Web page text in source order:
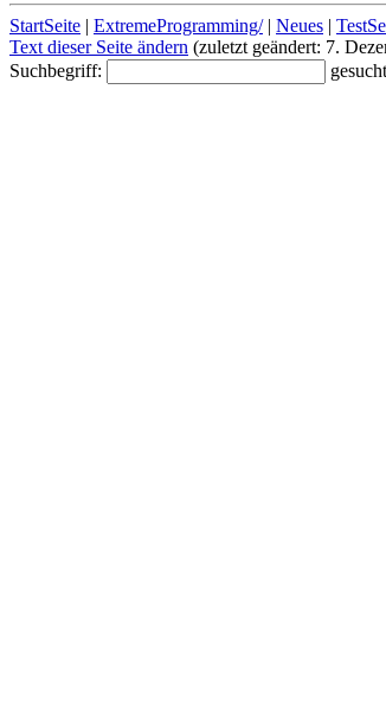
StartSeite | ExtremeProgramming/| Neues |
Text dieser Seite ändern (zuletzt geändert: 7.
Suchbegriff: